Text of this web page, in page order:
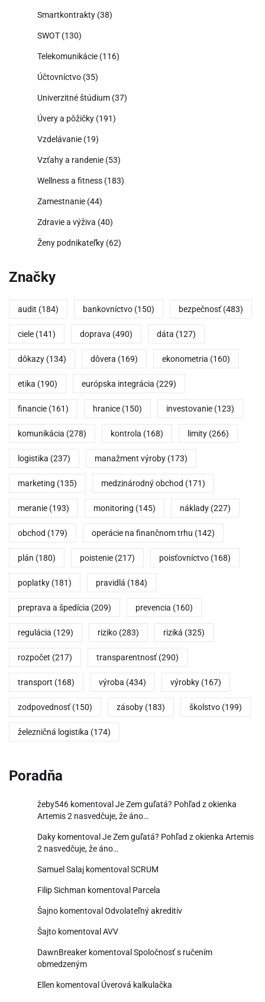
Smartkontrakty (38)
SWOT (130)
Telekomunikácie (116)
Účtovníctvo (35)
Univerzitné štúdium (37)
Úvery a pôžičky (191)
Vzdelávanie (19)
Vzťahy a randenie (53)
Wellness a fitness (183)
Zamestnanie (44)
Zdravie a výživa (40)
Ženy podnikateľky (62)
Značky
audit (184) bankovníctvo (150) bezpečnosť (483)
ciele (141) doprava (490) dáta (127)
dôkazy (134) dôvera (169) ekonometria (160)
etika (190) európska integrácia (229)
financie (161) hranice (150) investovanie (123)
komunikácia (278) kontrola (168) limity (266)
logistika (237) manažment výroby (173)
marketing (135) medzinárodný obchod (171)
meranie (193) monitoring (145) náklady (227)
obchod (179) operácie na finančnom trhu (142)
plán (180) poistenie (217) poisťovníctvo (168)
poplatky (181) pravidlá (184)
preprava a špedícia (209) prevencia (160)
regulácia (129) riziko (283) riziká (325)
rozpočet (217) transparentnosť (290)
transport (168) výroba (434) výrobky (167)
zodpovednosť (150) zásoby (183) školstvo (199)
železničná logistika (174)
Poradňa
žeby546 komentoval Je Zem guľatá? Pohľad z okienka
Artemis 2 nasvedčuje, že áno…
Daky komentoval Je Zem guľatá? Pohľad z okienka Artemis
2 nasvedčuje, že áno…
Samuel Salaj komentoval SCRUM
Filip Sichman komentoval Parcela
Šajno komentoval Odvolateľný akreditív
Šajto komentoval AVV
DawnBreaker komentoval Spoločnosť s ručením
obmedzeným
Ellen komentoval Úverová kalkulačka